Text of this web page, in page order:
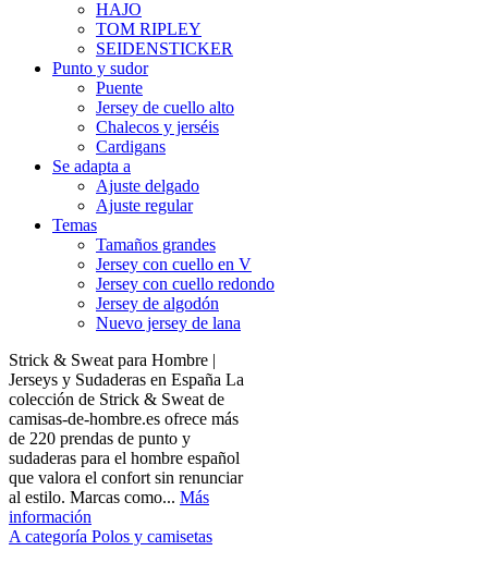
HAJO
TOM RIPLEY
SEIDENSTICKER
Punto y sudor
Puente
Jersey de cuello alto
Chalecos y jerséis
Cardigans
Se adapta a
Ajuste delgado
Ajuste regular
Temas
Tamaños grandes
Jersey con cuello en V
Jersey con cuello redondo
Jersey de algodón
Nuevo jersey de lana
Strick & Sweat para Hombre |
Jerseys y Sudaderas en España La
colección de Strick & Sweat de
camisas-de-hombre.es ofrece más
de 220 prendas de punto y
sudaderas para el hombre español
que valora el confort sin renunciar
al estilo. Marcas como... Más
información
A categoría Polos y camisetas